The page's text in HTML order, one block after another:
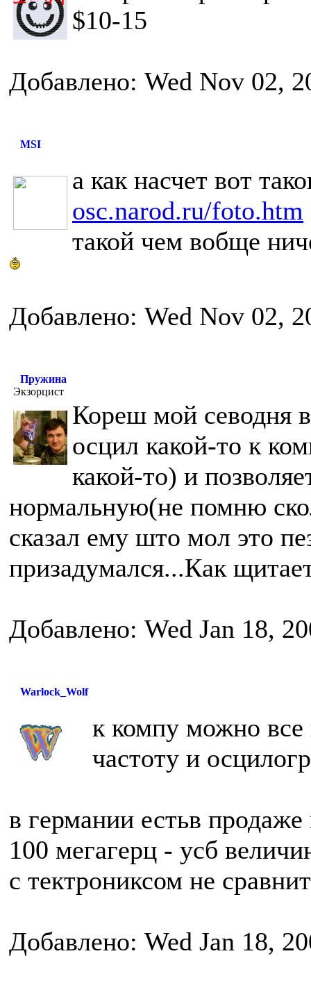
$10-15
Добавлено: Wed Nov 02,
MSI
а как насчет вот
osc.narod.ru/foto.htm
такой чем вобще
Добавлено: Wed Nov 02,
Пружина
Экзорцист
Кореш мой севодня
осцил какой-то к
какой-то) и
нормальную(не помню
сказал ему што мол это
призадумался...Как
Добавлено: Wed Jan 18,
Warlock_Wolf
к компу можно все
частоту и
в германии естьв
100 мегагерц - усб
с тектрониксом не
Добавлено: Wed Jan 18,